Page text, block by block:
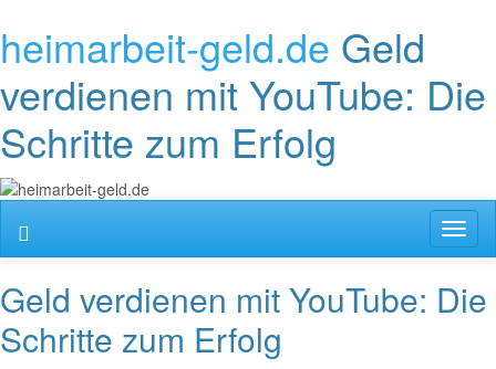
heimarbeit-geld.de Geld
verdienen mit YouTube: Die
Schritte zum Erfolg
Geld verdienen mit YouTube: Die
Schritte zum Erfolg